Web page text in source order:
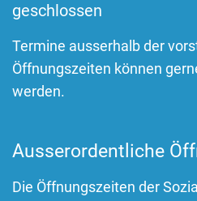
geschlossen
Termine ausserhalb der
Öffnungszeiten können
werden.
Ausserordentliche
Die Öffnungszeiten der